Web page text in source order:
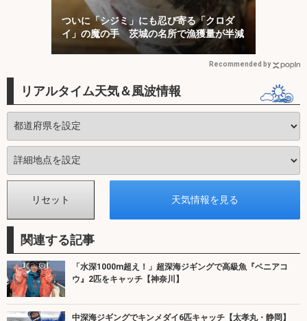
ついに「シジミ」にも忍び寄る「クロダ
イ」の魔の手 茨城の名所で漁獲量が半減
Recommended by
リアルタイム天気＆風波情報
関連する記事
「水深1000m超え！」超深海ジギングで高級魚『ベニアコ
ウ』2匹をキャッチ【神奈川】
中深海ジギングでキンメダイ6匹キャッチ【太孝丸・静岡】